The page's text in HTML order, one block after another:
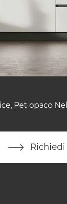
Pet opaco